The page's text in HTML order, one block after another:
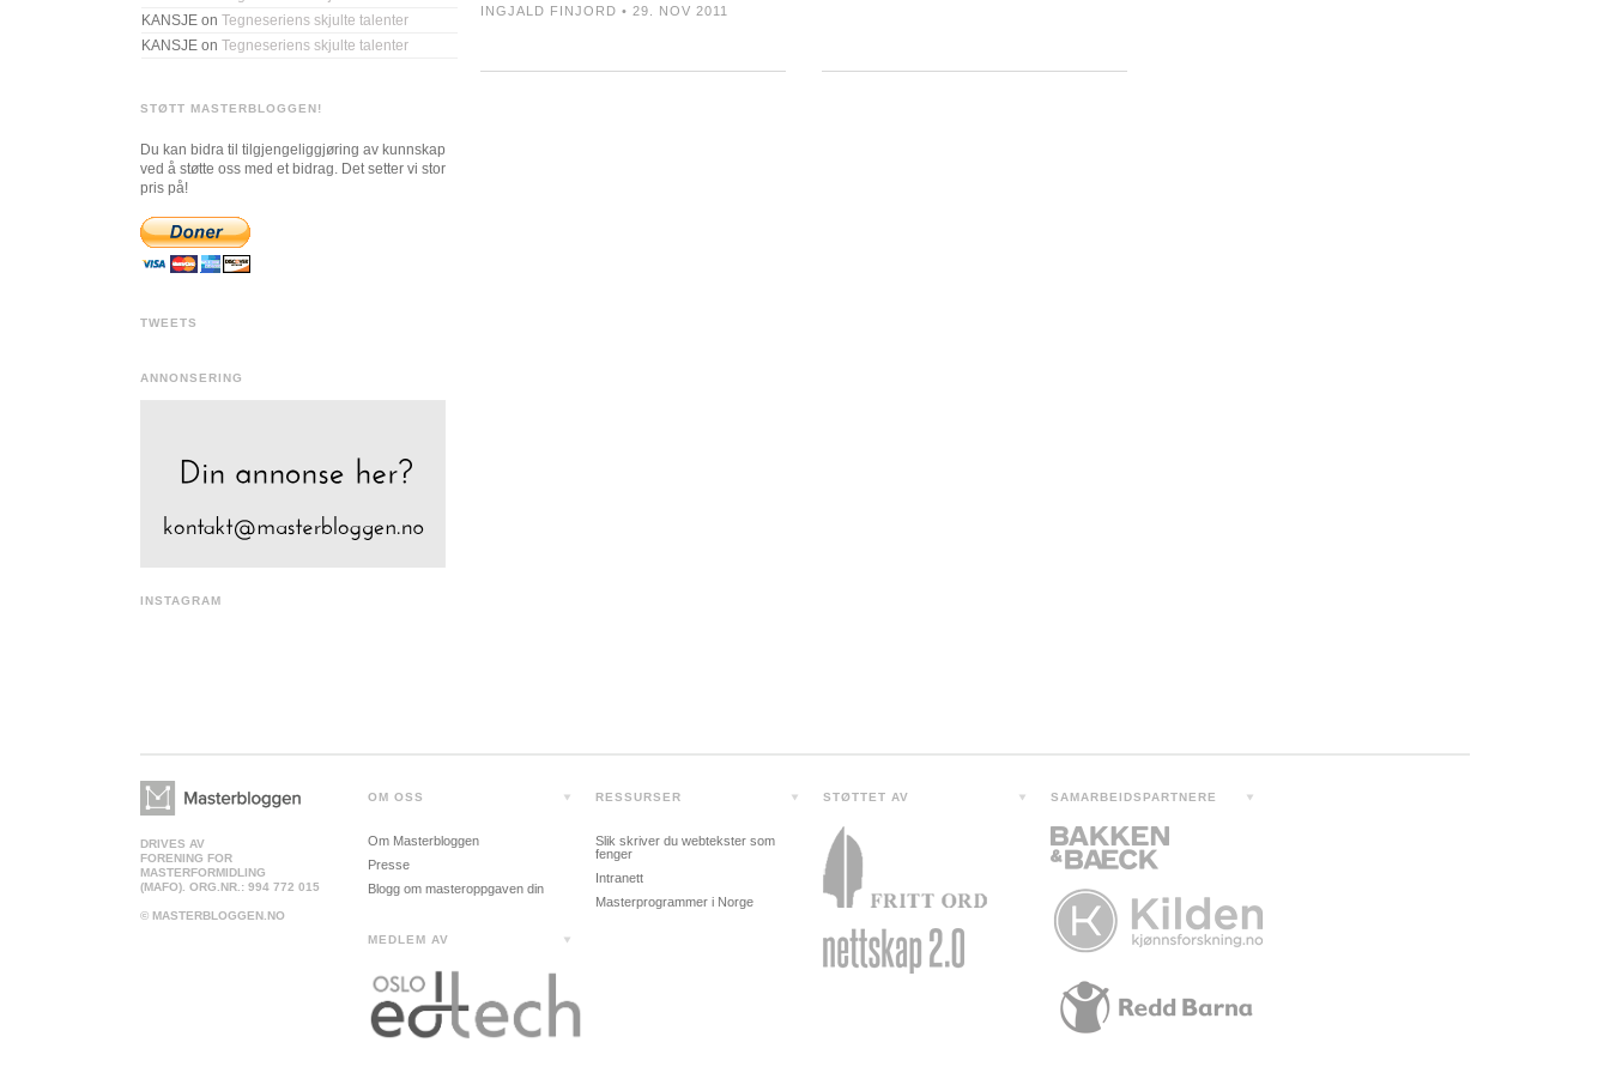
KANSJE on Tegneseriens skjulte talenter
KANSJE on Tegneseriens skjulte talenter
STØTT MASTERBLOGGEN!
Du kan bidra til tilgjengeliggjøring av kunnskap
ved å støtte oss med et bidrag. Det setter vi stor
pris på!
TWEETS
ANNONSERING
INSTAGRAM
INGJALD FINJORD • 29. NOV 2011
DRIVES AV
FORENING FOR
MASTERFORMIDLING
(MAFO). ORG.NR.: 994 772 015
© MASTERBLOGGEN.NO
OM OSS
Om Masterbloggen
Presse
Blogg om masteroppgaven din
MEDLEM AV
RESSURSER
Slik skriver du webtekster som
fenger
Intranett
Masterprogrammer i Norge
STØTTET AV SAMARBEIDSPARTNERE